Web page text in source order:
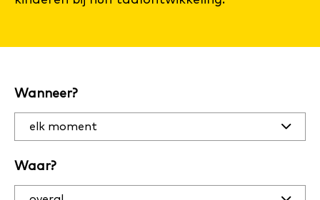
Filter
activiteiten
op datum
en plaats
Wanneer?
Waar?